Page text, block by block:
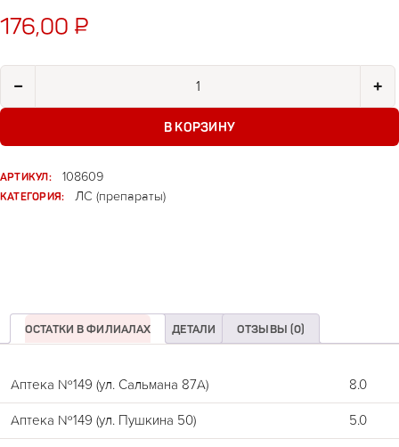
176,00 ₽
− +
В КОРЗИНУ
АРТИКУЛ:
108609
КАТЕГОРИЯ:
ЛС (препараты)
ОСТАТКИ В ФИЛИАЛАХ ДЕТАЛИ ОТЗЫВЫ (0)
Аптека №149 (ул. Сальмана 87А) 8.0
Аптека №149 (ул. Пушкина 50) 5.0